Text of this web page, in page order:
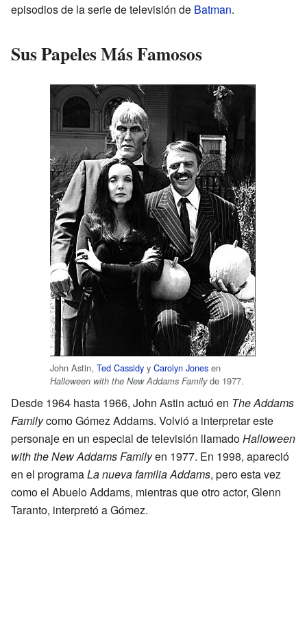
episodios de la serie de televisión de Batman.
Sus Papeles Más Famosos
John Astin, Ted Cassidy y Carolyn Jones en
Halloween with the New Addams Familyde 1977.
Desde 1964 hasta 1966, John Astin actuó en The Addams
Familycomo Gómez Addams. Volvió a interpretar este
personaje en un especial de televisión llamadoHalloween
with the New Addams Familyen 1977. En 1998, apareció
en el programaLa nueva familia Addams, pero esta vez
como el Abuelo Addams, mientras que otro actor, Glenn
Taranto, interpretó a Gómez.